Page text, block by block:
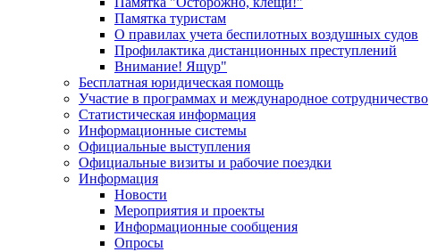
Памятка туристам
О правилах учета беспилотных воздушных судов
Профилактика дистанционных преступлений
Внимание! Ящур"
Бесплатная юридическая помощь
Участие в программах и международное сотрудничество
Статистическая информация
Информационные системы
Официальные выступления
Официальные визиты и рабочие поездки
Информация
Новости
Мероприятия и проекты
Информационные сообщения
Опросы